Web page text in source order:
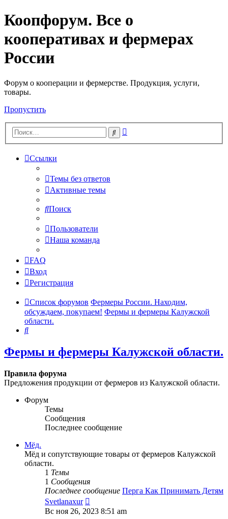
Коопфорум. Все о
кооперативах и фермерах
России
Форум о кооперации и фермерстве. Продукция, услуги,
товары.
Пропустить
Поиск
Ссылки
Темы без ответов
Активные темы
Поиск
Пользователи
Наша команда
FAQ
Вход
Регистрация
Список форумов Фермеры России. Находим,
обсуждаем, покупаем! Фермы и фермеры Калужской
области.
Поиск
Фермы и фермеры Калужской области.
Правила форума
Предложения продукции от фермеров из Калужской области.
Форум
Темы
Сообщения
Последнее сообщение
Мёд.
Мёд и сопутствующие товары от фермеров Калужской
области.
1 Темы
1 Сообщения
Последнее сообщение Перга Как Принимать Детям
Svetlanaxur
к
Вс ноя 26, 2023 8:51 am